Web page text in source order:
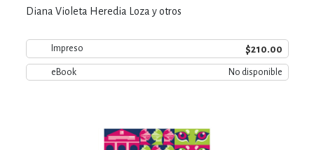
Diana Violeta Heredia Loza y otros
Impreso $210.00
eBook No disponible